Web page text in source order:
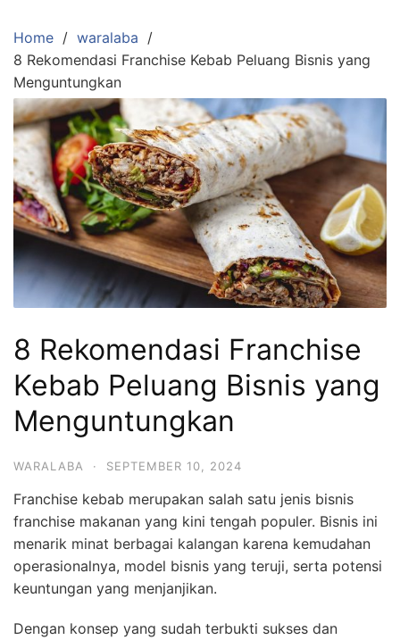
content
Home
waralaba
8 Rekomendasi Franchise Kebab Peluang Bisnis yang
Menguntungkan
8 Rekomendasi Franchise
Kebab Peluang Bisnis yang
Menguntungkan
WARALABA · SEPTEMBER 10, 2024
Franchise kebab merupakan salah satu jenis bisnis
franchise makanan yang kini tengah populer. Bisnis ini
menarik minat berbagai kalangan karena kemudahan
operasionalnya, model bisnis yang teruji, serta potensi
keuntungan yang menjanjikan.
Dengan konsep yang sudah terbukti sukses dan